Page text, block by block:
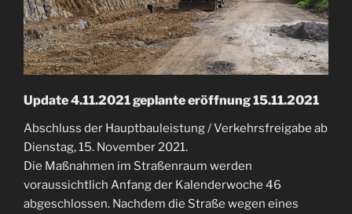
Update 4.11.2021 geplante eröffnung 15.11.2021
Abschluss der Hauptbauleistung / Verkehrsfreigabe ab
Dienstag, 15. November 2021.
Die Maßnahmen im Straßenraum werden
voraussichtlich Anfang der Kalenderwoche 46
abgeschlossen. Nachdem die Straße wegen eines